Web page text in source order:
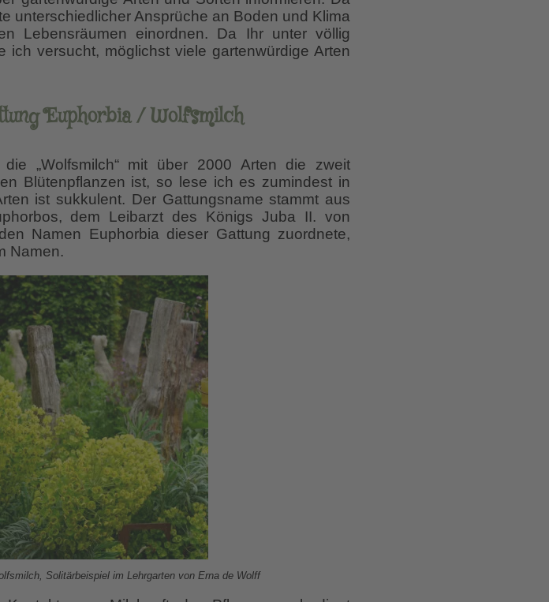
unterschiedlicher Ansprüche an Boden und Klima
Lebensräumen einordnen. Da Ihr unter völlig
ich versucht, möglichst viele gartenwürdige Arten
Euphorbia / Wolfsmilch
„Wolfsmilch“ mit über 2000 Arten die zweit
Blütenpflanzen ist, so lese ich es zumindest in
ist sukkulent. Der Gattungsname stammt aus
dem Leibarzt des Königs Juba II. von
Namen Euphorbia dieser Gattung zuordnete,
Namen.
Solitärbeispiel im Lehrgarten von Erna de Wolff